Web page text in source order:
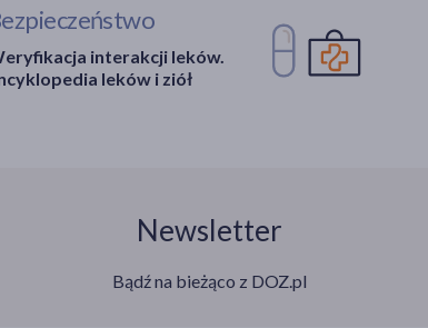
interakcji leków.
leków i ziół
Newsletter
Bądź na bieżąco z DOZ.pl